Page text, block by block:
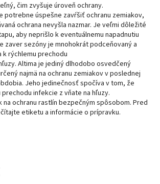
čim zvyšuje úroveň ochrany.
potrebne úspešne zavŕšiť ochranu zemiakov,
ochrana nevyšla nazmar. Je veľmi dôležité
aby neprišlo k eventuálnemu napadnutiu
zaver sezóny je mnohokrát podceňovaný a
rýchlemu prechodu
Altima je jediný dlhodobo osvedčený
najmä na ochranu zemiakov v poslednej
Jeho jedinečnosť spočíva v tom, že
infekcie z vňate na hľuzy.
ochranu rastlín bezpečným spôsobom. Pred
etiketu a informácie o prípravku.